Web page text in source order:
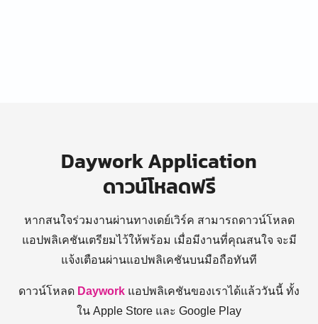
Daywork Application
ดาวน์โหลดฟรี
หากสนใจร่วมงานผ่านทางเดย์เวิร์ค สามารถดาวน์โหลด
แอปพลิเคชันเตรียมไว้ให้พร้อม เมื่อมีงานที่คุณสนใจ จะมี
แจ้งเตือนผ่านแอปพลิเคชันบนมือถือทันที
ดาวน์โหลด Daywork แอปพลิเคชันของเราได้แล้ววันนี้ ทั้ง
ใน Apple Store และ Google Play